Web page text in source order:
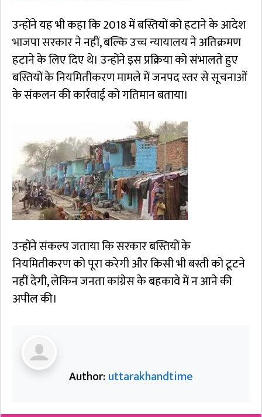
उन्होंने यह भी कहा कि 2018 में बस्तियों को हटाने के आदेश
भाजपा सरकार ने नहीं, बल्कि उच्च न्यायालय ने अतिक्रमण
हटाने के लिए दिए थे। उन्होंने इस प्रक्रिया को संभालते हुए
बस्तियों के नियमितीकरण मामले में जनपद स्तर से सूचनाओं
के संकलन की कार्रवाई को गतिमान बताया।
उन्होंने संकल्प जताया कि सरकार बस्तियों के
नियमितीकरण को पूरा करेगी और किसी भी बस्ती को टूटने
नहीं देगी, लेकिन जनता कांग्रेस के बहकावे में न आने की
अपील की।
Author:uttarakhandtime